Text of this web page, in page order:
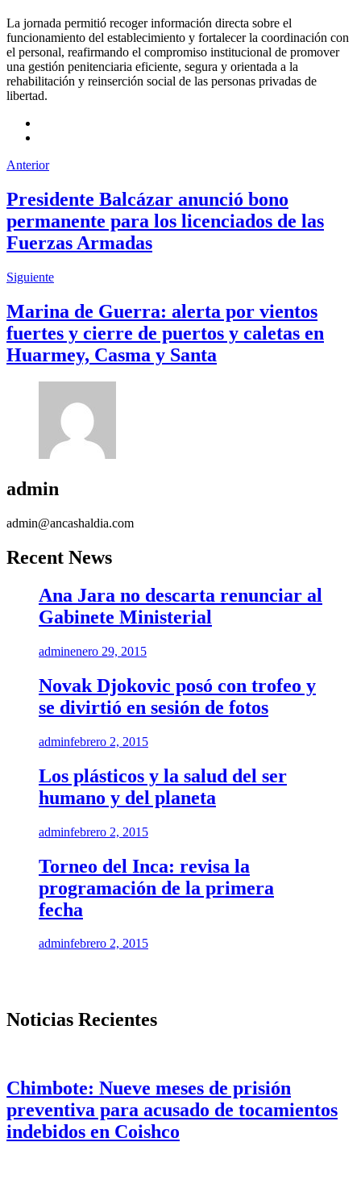
La jornada permitió recoger información directa sobre el
funcionamiento del establecimiento y fortalecer la coordinación con
el personal, reafirmando el compromiso institucional de promover
una gestión penitenciaria eficiente, segura y orientada a la
rehabilitación y reinserción social de las personas privadas de
libertad.
Anterior
Presidente Balcázar anunció bono
permanente para los licenciados de las
Fuerzas Armadas
Siguiente
Marina de Guerra: alerta por vientos
fuertes y cierre de puertos y caletas en
Huarmey, Casma y Santa
admin
admin@ancashaldia.com
Recent News
Ana Jara no descarta renunciar al
Gabinete Ministerial
adminenero 29, 2015
Novak Djokovic posó con trofeo y
se divirtió en sesión de fotos
adminfebrero 2, 2015
Los plásticos y la salud del ser
humano y del planeta
adminfebrero 2, 2015
Torneo del Inca: revisa la
programación de la primera
fecha
adminfebrero 2, 2015
Noticias Recientes
Chimbote: Nueve meses de prisión
preventiva para acusado de tocamientos
indebidos en Coishco